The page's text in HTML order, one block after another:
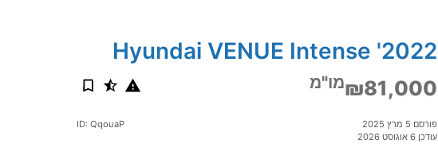
2022' Hyundai VENUE Intense
₪81,000מו"מ
פורסם 5 מרץ 2025
עודכן 6 אוגוסט 2026
ID: QqouaP